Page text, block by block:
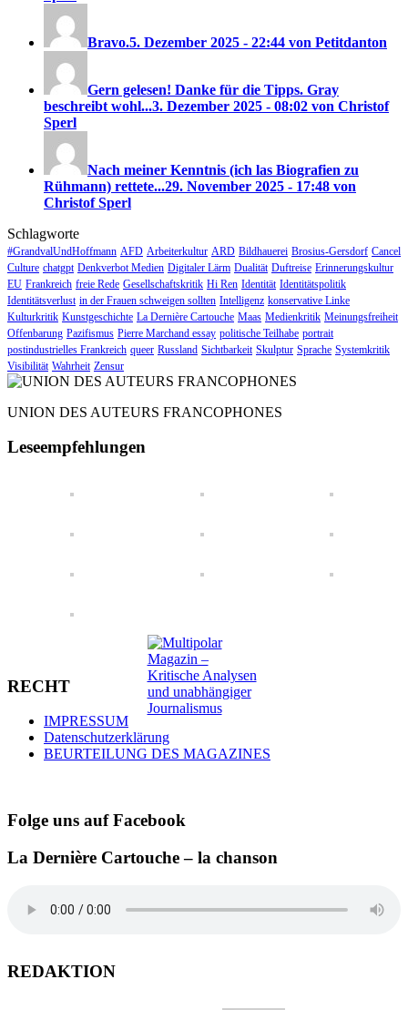
Bravo.5. Dezember 2025 - 22:44 von Petitdanton
Gern gelesen! Danke für die Tipps. Gray
beschreibt wohl...3. Dezember 2025 - 08:02 von Christof
Sperl
Nach meiner Kenntnis (ich las Biografien zu
Rühmann) rettete...29. November 2025 - 17:48 von
Christof Sperl
Schlagworte
#GrandvalUndHoffmann AFD Arbeiterkultur ARD Bildhauerei Brosius-Gersdorf Cancel
Culture chatgpt Denkverbot Medien Digitaler Lärm Dualität Duftreise Erinnerungskultur
EU Frankreich freie Rede Gesellschaftskritik Hi Ren Identität Identitätspolitik
Identitätsverlust in der Frauen schweigen sollten Intelligenz konservative Linke
Kulturkritik Kunstgeschichte La Dernière Cartouche Maas Medienkritik Meinungsfreiheit
Offenbarung Pazifismus Pierre Marchand essay politische Teilhabe portrait
postindustrielles Frankreich queer Russland Sichtbarkeit Skulptur Sprache Systemkritik
Visibilität Wahrheit Zensur
UNION DES AUTEURS FRANCOPHONES
Leseempfehlungen
RECHT
IMPRESSUM
Datenschutzerklärung
BEURTEILUNG DES MAGAZINES
Folge uns auf Facebook
La Dernière Cartouche – la chanson
REDAKTION